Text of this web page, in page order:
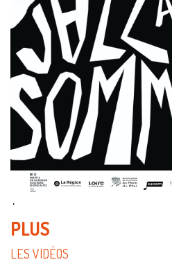
PLUS
LES VIDÉOS